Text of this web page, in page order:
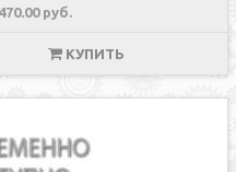
470.00 руб.
КУПИТЬ